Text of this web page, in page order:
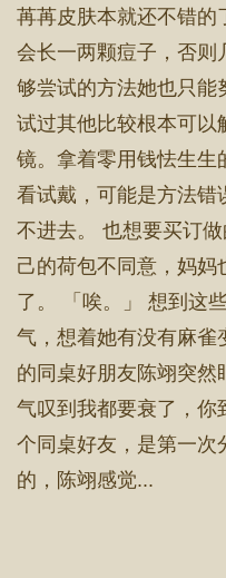
苒苒皮肤本就还不错的
会长一两颗痘子，否则
够尝试的方法她也只能
试过其他比较根本可以
镜。拿着零用钱怯生生
看试戴，可能是方法错
不进去。 也想要买订
己的荷包不同意，妈妈
了。 「唉。」 想到这
气，想着她有没有麻雀
的同桌好朋友陈翊突然
气叹到我都要衰了，你
个同桌好友，是第一次
的，陈翊感觉...